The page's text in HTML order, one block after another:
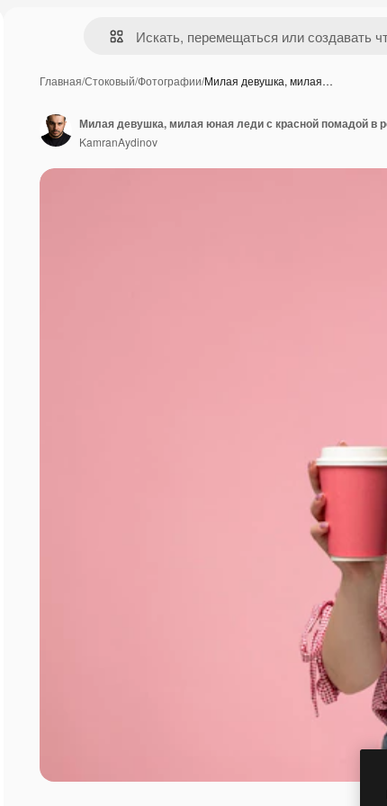
Главная/Стоковый/Фотографии/Милая девушка, милая…
KamranAydinov